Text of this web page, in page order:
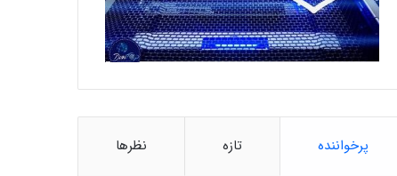
پرخواننده تازه نظرها